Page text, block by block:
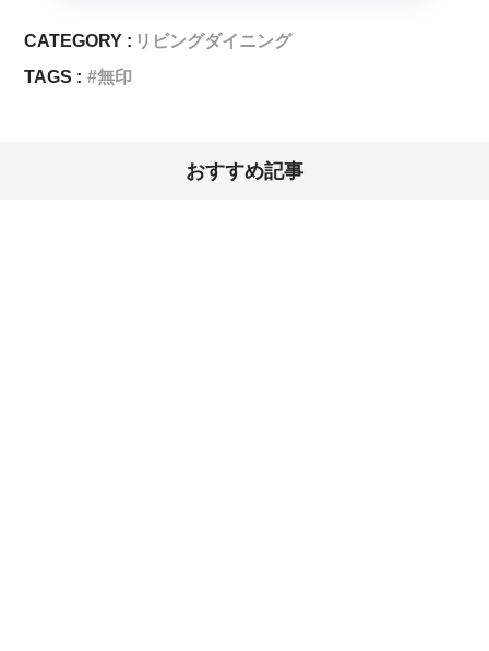
CATEGORY : リビングダイニング
TAGS :
無印
おすすめ記事